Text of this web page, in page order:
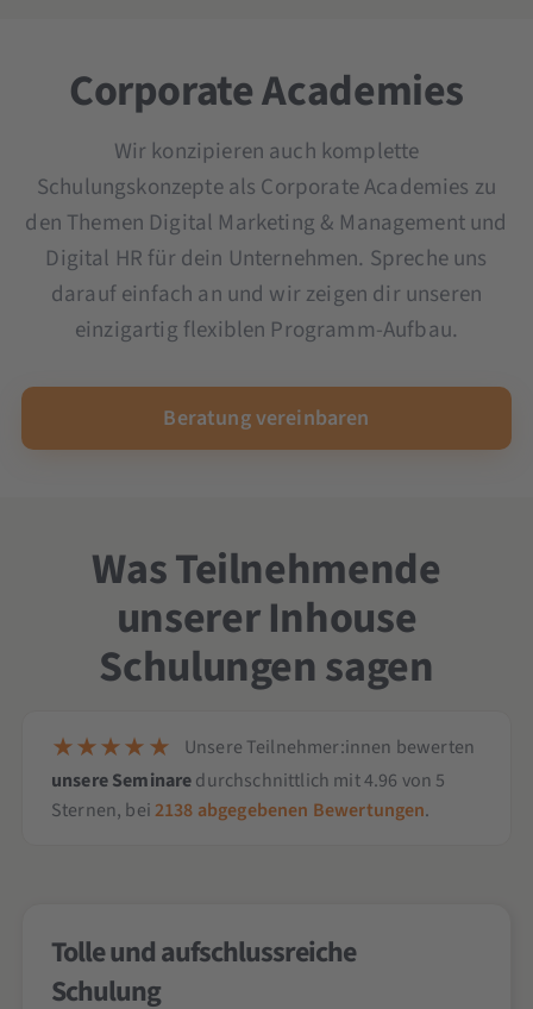
Seminar und Schulung KI im Unternehmen
Corporate Academies
Wir konzipieren auch komplette
Schulungskonzepte als Corporate Academies zu
den Themen Digital Marketing & Management und
Digital HR für dein Unternehmen. Spreche uns
darauf einfach an und wir zeigen dir unseren
einzigartig flexiblen Programm-Aufbau.
Beratung vereinbaren
Was Teilnehmende
unserer Inhouse
Schulungen sagen
Unsere Teilnehmer:innen bewerten
unsere Seminaredurchschnittlich mit4.96 von 5
Sternen, bei2138 abgegebenen Bewertungen.
Tolle und aufschlussreiche
Schulung